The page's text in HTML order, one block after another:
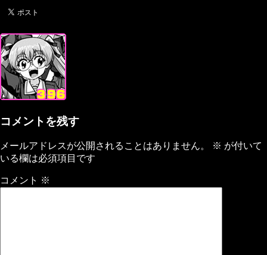
コメントを残す
メールアドレスが公開されることはありません。 ※ が付いて
いる欄は必須項目です
コメント ※